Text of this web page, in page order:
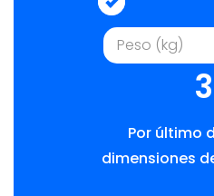
3
Por último
dimensiones